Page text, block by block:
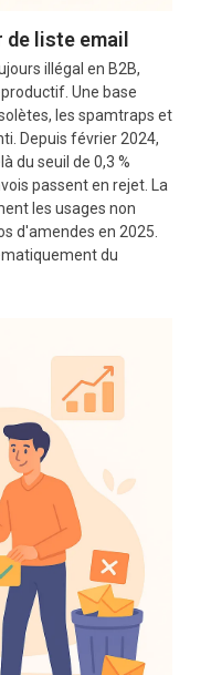
liste email
illégal en B2B,
Une base
les spamtraps et
Depuis février 2024,
du seuil de 0,3 %
passent en rejet. La
les usages non
d'amendes en 2025.
du